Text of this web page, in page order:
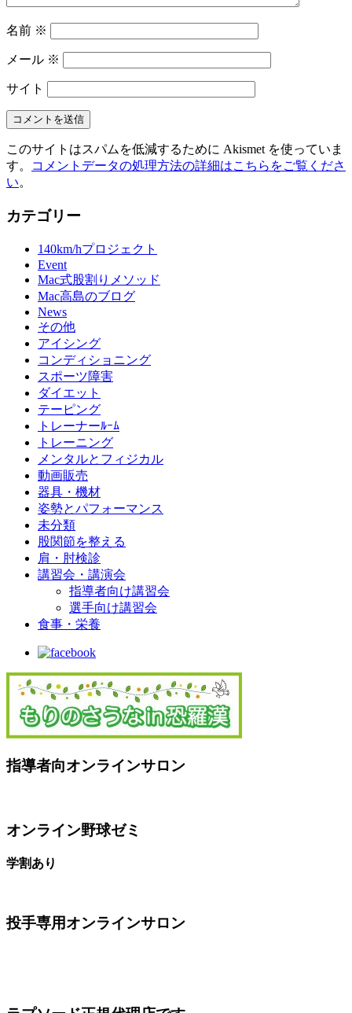
名前 ※
メール ※
サイト
このサイトはスパムを低減するために Akismet を使っていま
す。
コメントデータの処理方法の詳細はこちらをご覧くださ
い。
カテゴリー
140km/hプロジェクト
Event
Mac式股割りメソッド
Mac高島のブログ
News
その他
アイシング
コンディショニング
スポーツ障害
ダイエット
テーピング
トレーナーﾙｰﾑ
トレーニング
メンタルとフィジカル
動画販売
器具・機材
姿勢とパフォーマンス
未分類
股関節を整える
肩・肘検診
講習会・講演会
指導者向け講習会
選手向け講習会
食事・栄養
指導者向オンラインサロン
オンライン野球ゼミ
学割あり
投手専用オンラインサロン